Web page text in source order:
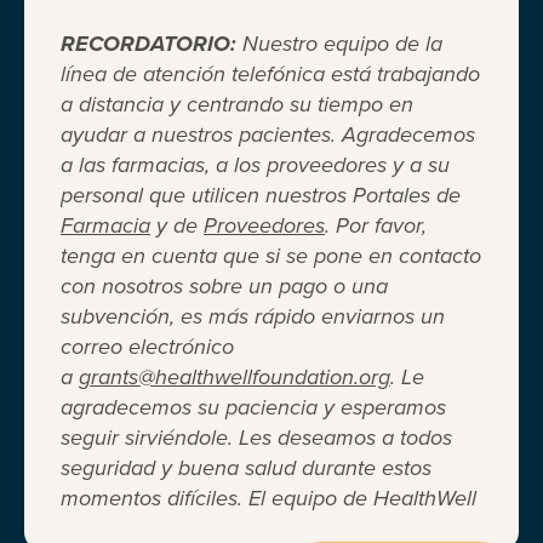
RECORDATORIO: Nuestro equipo de la
línea de atención telefónica está trabajando
a distancia y centrando su tiempo en
ayudar a nuestros pacientes. Agradecemos
a las farmacias, a los proveedores y a su
personal que utilicen nuestros Portales de
Farmacia y de Proveedores. Por favor,
tenga en cuenta que si se pone en contacto
con nosotros sobre un pago o una
subvención, es más rápido enviarnos un
correo electrónico
a grants@healthwellfoundation.org. Le
agradecemos su paciencia y esperamos
seguir sirviéndole. Les deseamos a todos
seguridad y buena salud durante estos
momentos difíciles. El equipo de HealthWell
Cuando el seguro médico no es
suficiente ®
Entidad 501(c)(3) independiente sin fines de lucro
que brinda asistencia financiera a adultos y niños
para cubrir el costo del coseguro de los
medicamentos recetados, copagos, deducibles,
primas de seguro médico y otros gastos médicos
directos de su bolsillo seleccionados.
Terms of Use Privacy Policy
Accessibility